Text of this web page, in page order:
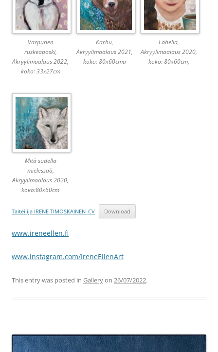
Varpunen
ruskeaposki,
Akryylimaalaus 2022,
koko: 33x27cm
Karhu,
Akryylimaalaus 2021,
koko: 80x60cma
Lähellä,
Akryylimaalaus 2020,
koko: 80x60cm,
Mitä sudella
mielessaä,
Akryylimaalaus 2020,
koko:80x60cm
Taiteilija IRENE TIMOSKAINEN_CV Download
www.ireneellen.fi
www.instagram.com/IreneEllenArt
This entry was posted in Galleryon 26/07/2022.